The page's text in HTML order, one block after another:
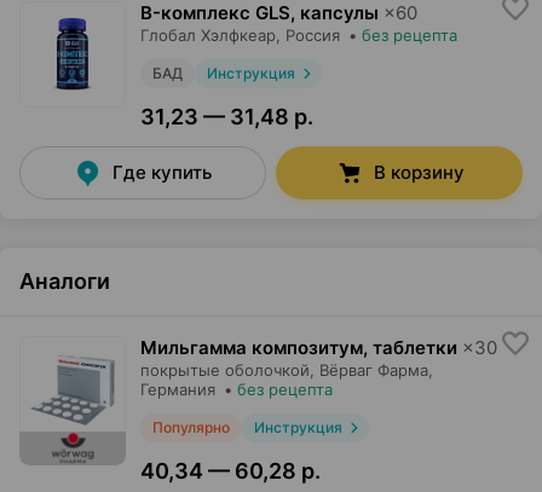
B-комплекс GLS, капсулы ×60
Глобал Хэлфкеар, Россия • без рецепта
БАД Инструкция
31,23 — 31,48 р.
Где купить В корзину
Аналоги
Мильгамма композитум, таблетки ×30
покрытые оболочкой, Вёрваг Фарма,
Германия • без рецепта
Популярно Инструкция
40,34 — 60,28 р.